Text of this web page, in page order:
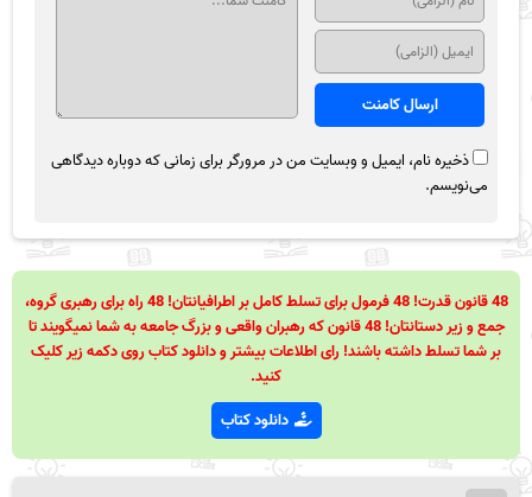
ذخیره نام، ایمیل و وبسایت من در مرورگر برای زمانی که دوباره دیدگاهی
می‌نویسم.
48 قانون قدرت! 48 فرمول برای تسلط کامل بر اطرافیانتان! 48 راه برای رهبری گروه،
جمع و زیر دستانتان! 48 قانون که رهبران واقعی و بزرگ جامعه به شما نمیگویند تا
بر شما تسلط داشته باشند! رای اطلاعات بیشتر و دانلود کتاب روی دکمه زیر کلیک
کنید.
دانلود کتاب